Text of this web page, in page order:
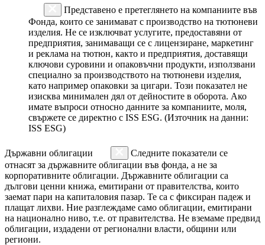
Представено е претеглянето на компаниите във
Фонда, които се занимават с производство на тютюневи
изделия. Не се изключват услугите, предоставяни от
предприятия, занимаващи се с лицензиране, маркетинг
и реклама на тютюн, както и предприятия, доставящи
ключови суровини и опаковъчни продукти, използвани
специално за производството на тютюневи изделия,
като например опаковки за цигари. Този показател не
изисква минимален дял от дейностите в оборота. Ако
имате въпроси относно данните за компаниите, моля,
свържете се директно с ISS ESG. (Източник на данни:
ISS ESG)
Държавни облигации
Следните показатели се
отнасят за държавните облигации във фонда, а не за
корпоративните облигации. Държавните облигации са
дългови ценни книжа, емитирани от правителства, които
заемат пари на капиталовия пазар. Те са с фиксиран падеж и
плащат лихви. Ние разглеждаме само облигации, емитирани
на национално ниво, т.е. от правителства. Не вземаме предвид
облигации, издадени от регионални власти, общини или
региони.